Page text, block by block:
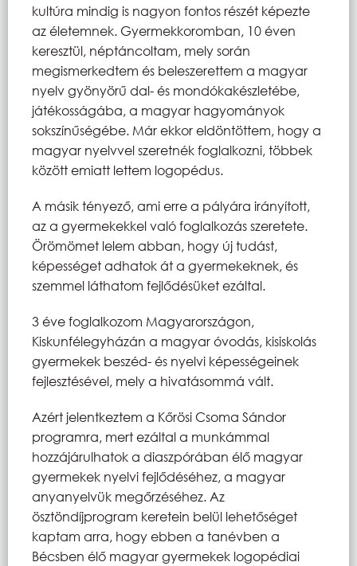
kultúra mindig is nagyon fontos részét képezte
az életemnek. Gyermekkoromban, 10 éven
keresztül, néptáncoltam, mely során
megismerkedtem és beleszerettem a magyar
nyelv gyönyörű dal- és mondókakészletébe,
játékosságába, a magyar hagyományok
sokszínűségébe. Már ekkor eldöntöttem, hogy a
magyar nyelvvel szeretnék foglalkozni, többek
között emiatt lettem logopédus.
A másik tényező, ami erre a pályára irányított,
az a gyermekekkel való foglalkozás szeretete.
Örömömet lelem abban, hogy új tudást,
képességet adhatok át a gyermekeknek, és
szemmel láthatom fejlődésüket ezáltal.
3 éve foglalkozom Magyarországon,
Kiskunfélegyházán a magyar óvodás, kisiskolás
gyermekek beszéd- és nyelvi képességeinek
fejlesztésével, mely a hivatásommá vált.
Azért jelentkeztem a Kőrösi Csoma Sándor
programra, mert ezáltal a munkámmal
hozzájárulhatok a diaszpórában élő magyar
gyermekek nyelvi fejlődéséhez, a magyar
anyanyelvük megőrzéséhez. Az
ösztöndíjprogram keretein belül lehetőséget
kaptam arra, hogy ebben a tanévben a
Bécsben élő magyar gyermekek logopédiai